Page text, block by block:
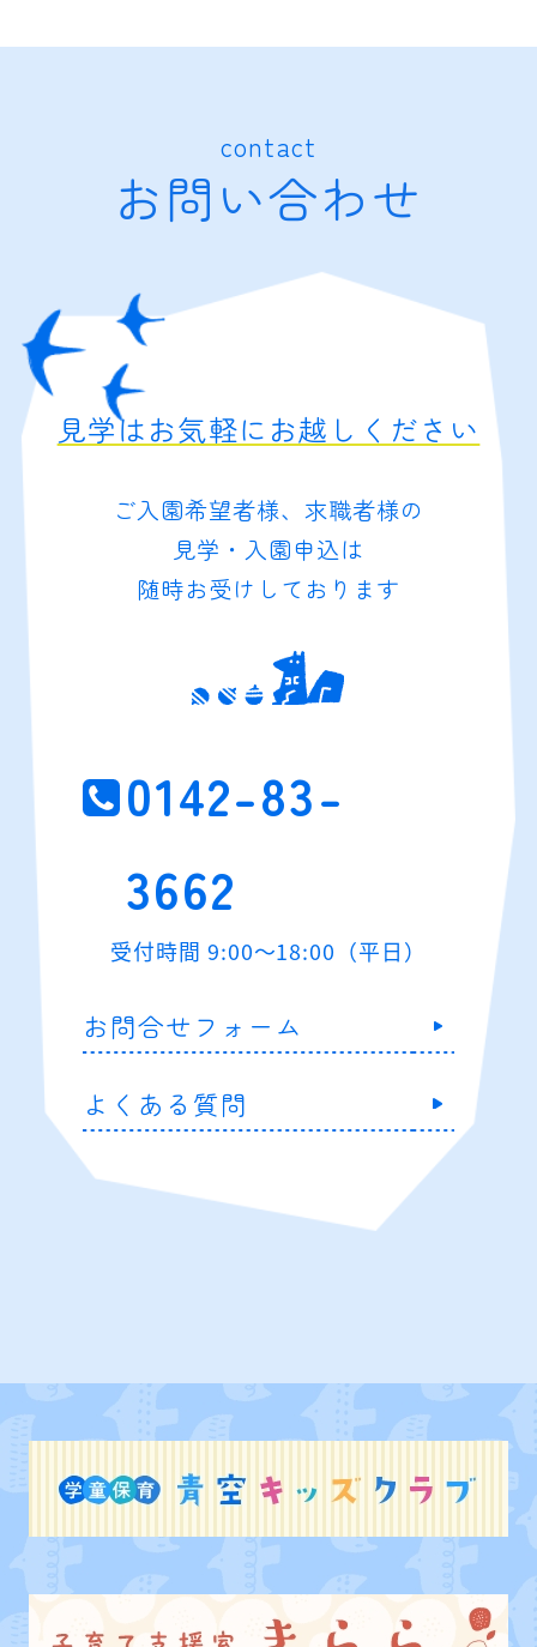
contact
お問い合わせ
見学はお気軽にお越しください
ご入園希望者様、求職者様の
見学・入園申込は
随時お受けしております
0142-83-
3662
受付時間 9:00～18:00（平日）
お問合せフォーム
よくある質問